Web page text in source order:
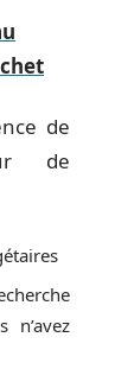
de
de
n’avez